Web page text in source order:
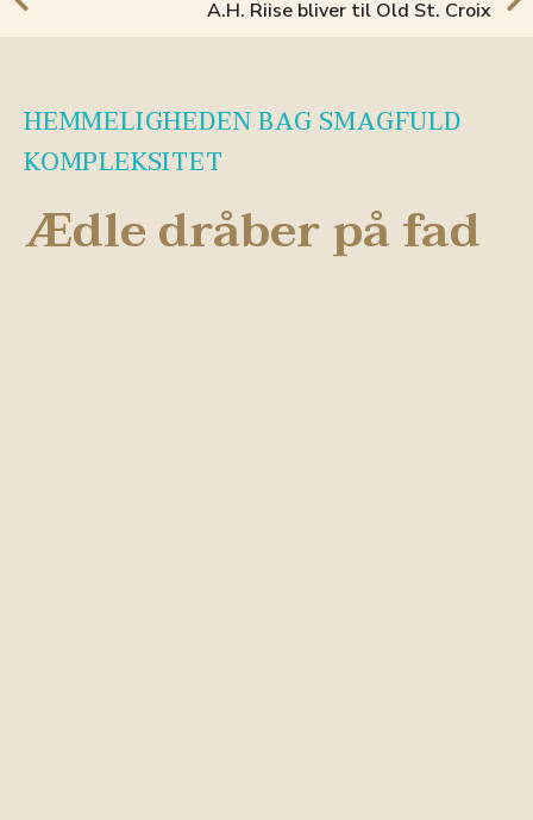
A.H. Riise bliver til Old St. Croix
HEMMELIGHEDEN BAG SMAGFULD
KOMPLEKSITET
Ædle dråber på fad